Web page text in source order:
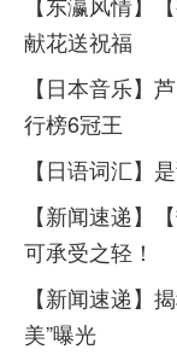
献花送祝福
【日本音乐】
行榜6冠王
【日语词汇】
【新闻速递】
可承受之轻！
【新闻速递】
美”曝光